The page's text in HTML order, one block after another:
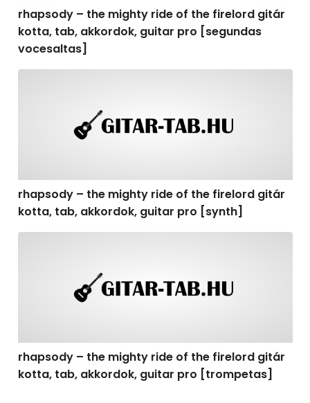
rhapsody – the mighty ride of the firelord gitár
kotta, tab, akkordok, guitar pro [segundas
vocesaltas]
rhapsody – the mighty ride of the firelord gitár
kotta, tab, akkordok, guitar pro [synth]
rhapsody – the mighty ride of the firelord gitár
kotta, tab, akkordok, guitar pro [trompetas]